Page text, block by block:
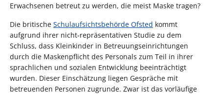
Erwachsenen betreut zu werden, die meist Maske tragen?
Die britische Schulaufsichtsbehörde Ofsted kommt
aufgrund ihrer nicht-repräsentativen Studie zu dem
Schluss, dass Kleinkinder in Betreuungseinrichtungen
durch die Maskenpflicht des Personals zum Teil in ihrer
sprachlichen und sozialen Entwicklung beeinträchtigt
wurden. Dieser Einschätzung liegen Gespräche mit
betreuenden Personen zugrunde. Zwar ist das vorläufige